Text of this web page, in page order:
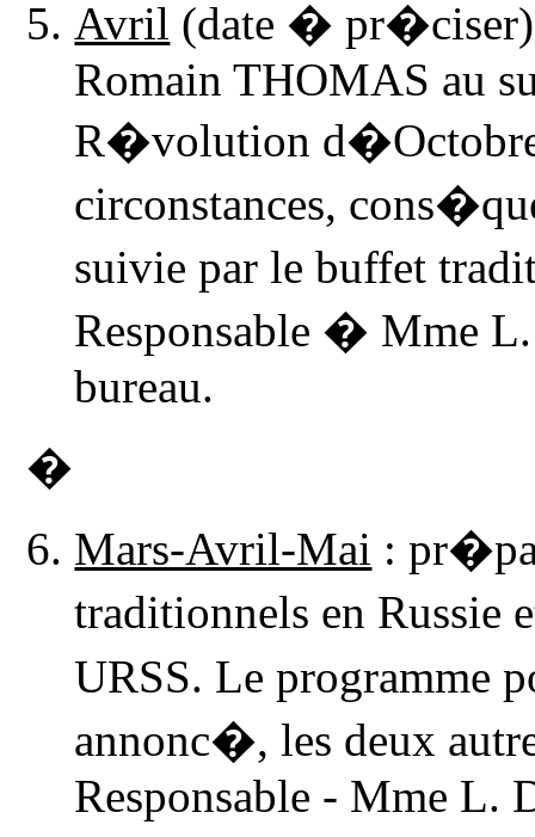
Avril (date � pr�ciser)
Romain THOMAS au
R�volution
circonstances,
suivie par le buffet
Responsable � Mme
bureau.
�
Mars-Avril-Mai :
traditionnels en Russie
URSS. Le programme
annonc�, les deux
Responsable - Mme L.